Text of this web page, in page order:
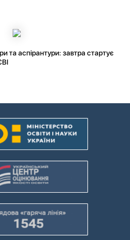
та аспірантури: завтра стартує